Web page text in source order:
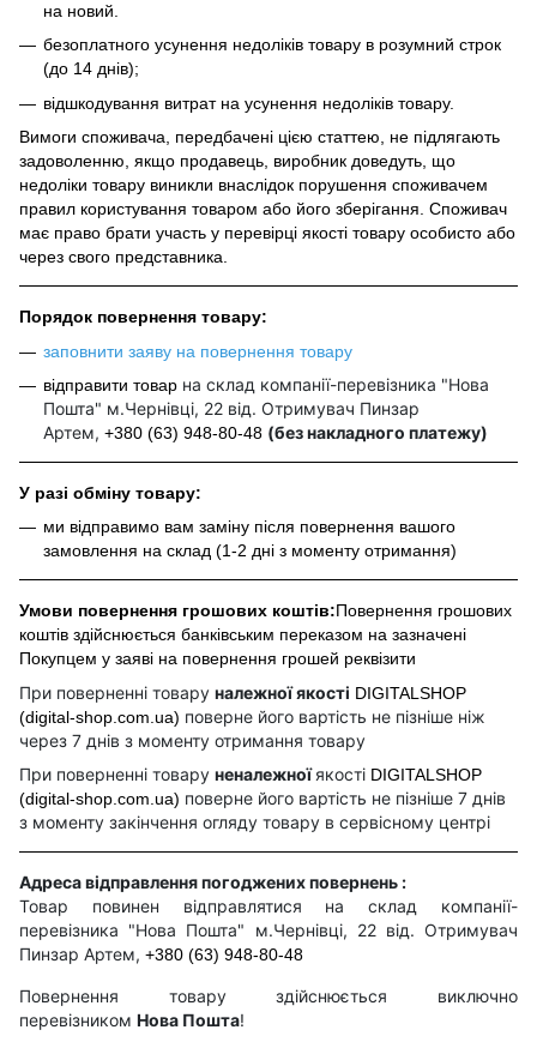
на новий.
безоплатного усунення недоліків товару в розумний строк
(до 14 днів);
відшкодування витрат на усунення недоліків товару.
Вимоги споживача, передбачені цією статтею, не підлягають
задоволенню, якщо продавець, виробник доведуть, що
недоліки товару виникли внаслідок порушення споживачем
правил користування товаром або його зберігання. Споживач
має право брати участь у перевірці якості товару особисто або
через свого представника.
Порядок повернення товару:
заповнити заяву на повернення товару
відправити товар на склад компанії-перевізника "Нова
Пошта" м.Чернівці, 22 від. Отримувач Пинзар
Артем, +380 (63) 948-80-48 (без накладного платежу)
У разі обміну товару:
ми відправимо вам заміну після повернення вашого
замовлення на склад (1-2 дні з моменту отримання)
Умови повернення грошових коштів:Повернення грошових
коштів здійснюється банківським переказом на зазначені
Покупцем у заяві на повернення грошей реквізити
При поверненні товару належної якості DIGITALSHOP
(digital-shop.com.ua) поверне його вартість не пізніше ніж
через 7 днів з моменту отримання товару
При поверненні товару неналежноїякості DIGITALSHOP
(digital-shop.com.ua) поверне його вартість не пізніше 7 днів
з моменту закінчення огляду товару в сервісному центрі
Адреса відправлення погоджених повернень :
Товар повинен відправлятися на склад компанії-
перевізника "Нова Пошта" м.Чернівці, 22 від. Отримувач
Пинзар Артем, +380 (63) 948-80-48
Повернення товару здійснюється виключно
перевізником Нова Пошта!